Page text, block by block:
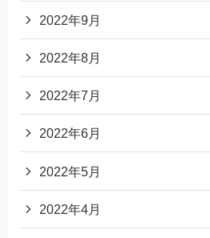
2022年9月
2022年8月
2022年7月
2022年6月
2022年5月
2022年4月